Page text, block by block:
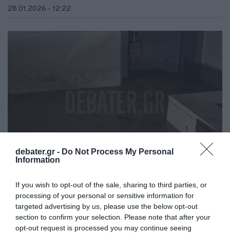
debater.gr - Do Not Process My Personal
Information
If you wish to opt-out of the sale, sharing to third parties, or
processing of your personal or sensitive information for
targeted advertising by us, please use the below opt-out
section to confirm your selection. Please note that after your
opt-out request is processed you may continue seeing
28.01.2026 - 12:22
ΕΛΛΑΔΑ
Βάρκιζα: Αγανακτισμένοι οι κάτοικοι – “Με
λίγη βροχή πλημμυρίζουμε, πνίγηκε σκυλάκι
γειτόνισσας” (βίντεο)